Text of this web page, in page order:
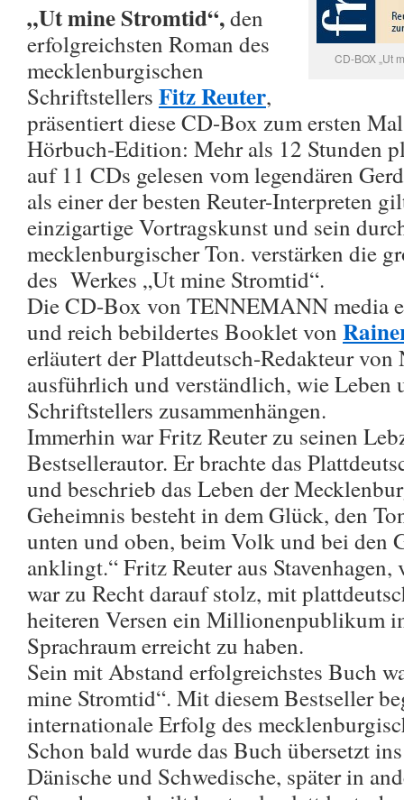
CD-BOX „Ut
„Ut mine Stromtid“,den
erfolgreichsten Roman des
mecklenburgischen
Schriftstellers Fitz Reuter,
präsentiert diese CD-Box zum ersten
Hörbuch-Edition: Mehr als 12 Stunden
auf 11 CDs gelesen vom legendären
als einer der besten Reuter-Interpreten
einzigartige Vortragskunst und sein
mecklenburgischer Ton. verstärken die
des Werkes „Ut mine Stromtid“.
Die CD-Box von TENNEMANN media
und reich bebildertes Booklet von
erläutert der Plattdeutsch-Redakteur
ausführlich und verständlich, wie Leben
Schriftstellers zusammenhängen.
Immerhin war Fritz Reuter zu seinen
Bestsellerautor. Er brachte das
und beschrieb das Leben der
Geheimnis besteht in dem Glück, den
unten und oben, beim Volk und bei den
anklingt.“ Fritz Reuter aus Stavenhagen,
war zu Recht darauf stolz, mit
heiteren Versen ein Millionenpublikum
Sprachraum erreicht zu haben.
Sein mit Abstand erfolgreichstes Buch
mine Stromtid“. Mit diesem Bestseller
internationale Erfolg des
Schon bald wurde das Buch übersetzt
Dänische und Schwedische, später in